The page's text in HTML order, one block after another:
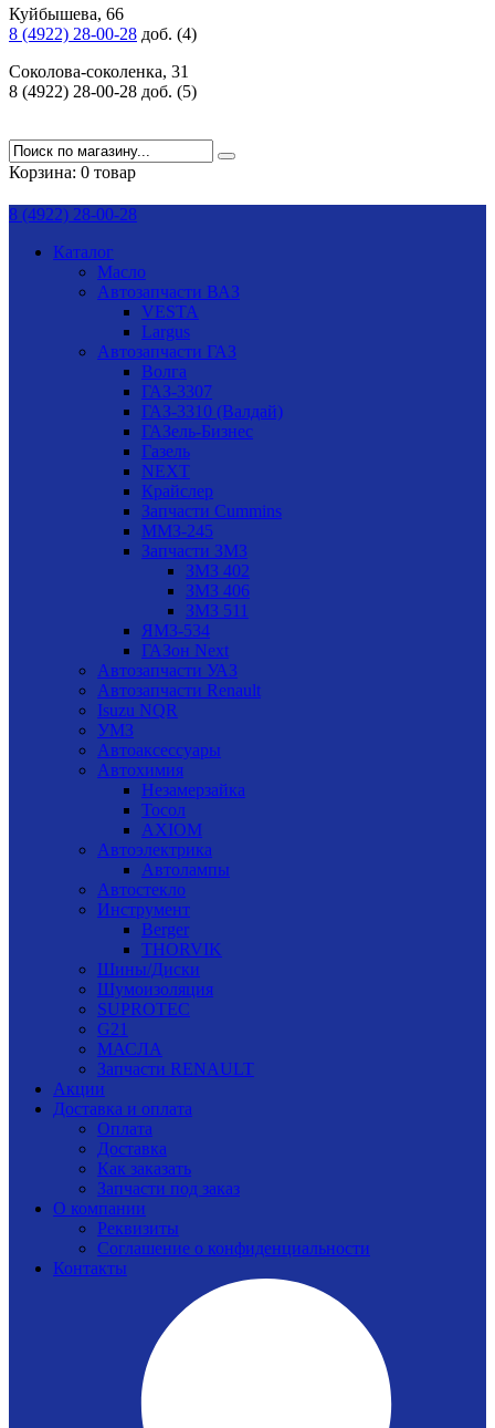
Куйбышева, 66
8 (4922) 28-00-28 доб. (4)
Соколова-соколенка, 31
8 (4922) 28-00-28 доб. (5)
Корзина: 0 товар
8 (4922) 28-00-28
Каталог
Масло
Автозапчасти ВАЗ
VESTA
Largus
Автозапчасти ГАЗ
Волга
ГАЗ-3307
ГАЗ-3310 (Валдай)
ГАЗель-Бизнес
Газель
NEXT
Крайслер
Запчасти Cummins
ММЗ-245
Запчасти ЗМЗ
ЗМЗ 402
ЗМЗ 406
ЗМЗ 511
ЯМЗ-534
ГАЗон Next
Автозапчасти УАЗ
Автозапчасти Renault
Isuzu NQR
УМЗ
Автоаксессуары
Автохимия
Незамерзайка
Тосол
AXIOM
Автоэлектрика
Автолампы
Автостекло
Инструмент
Berger
THORVIK
Шины/Диски
Шумоизоляция
SUPROTEC
G21
МАСЛА
Запчасти RENAULT
Акции
Доставка и оплата
Оплата
Доставка
Как заказать
Запчасти под заказ
О компании
Реквизиты
Соглашение о конфиденциальности
Контакты